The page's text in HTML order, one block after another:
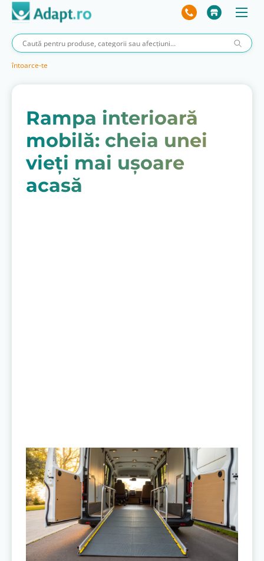
întoarce-te
Rampa interioară
mobilă: cheia unei
vieți mai ușoare
acasă